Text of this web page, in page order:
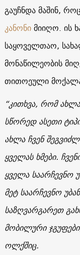
გაუჩნდა მაშინ,
კანონიმიიღო. ის
საყოველთაო,
მონაწილეობის
თითოეული
“კითხვა, რომ
სწორედ ასეთი
ახლა ჩვენ
ყველას ხმები.
ყველა საარჩევნო
მეტ საარჩევნო
საზღვარგარეთ
მობილური
ოლქშიც.